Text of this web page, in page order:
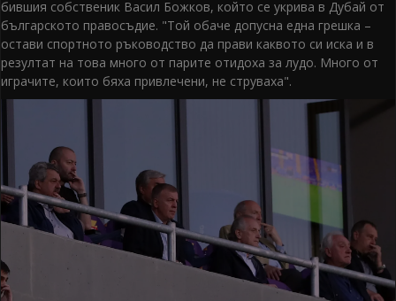
бившия собственик Васил Божков, който се укрива в Дубай от
българското правосъдие. "Той обаче допусна една грешка –
остави спортното ръководство да прави каквото си иска и в
резултат на това много от парите отидоха за лудо. Много от
играчите, които бяха привлечени, не струваха".